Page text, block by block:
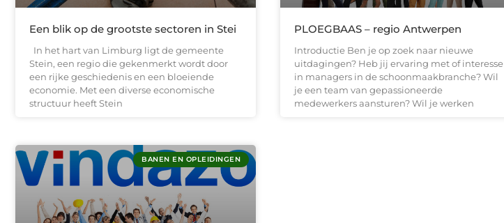
Een blik op de grootste sectoren in Stei
In het hart van Limburg ligt de gemeente
Stein, een regio die gekenmerkt wordt door
een rijke geschiedenis en een bloeiende
economie. Met een diverse economische
structuur heeft Stein
PLOEGBAAS – regio Antwerpen
Introductie Ben je op zoek naar nieuwe
uitdagingen? Heb jij ervaring met of interesse
in managers in de schoonmaakbranche? Wil
je een team van gepassioneerde
medewerkers aansturen? Wil je werken
BANEN EN OPLEIDINGEN